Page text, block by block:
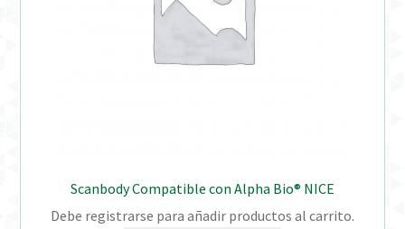
Scanbody Compatible con Alpha Bio® NICE
Debe registrarse para añadir productos al carrito.